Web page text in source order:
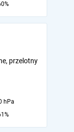
przelotny
hPa